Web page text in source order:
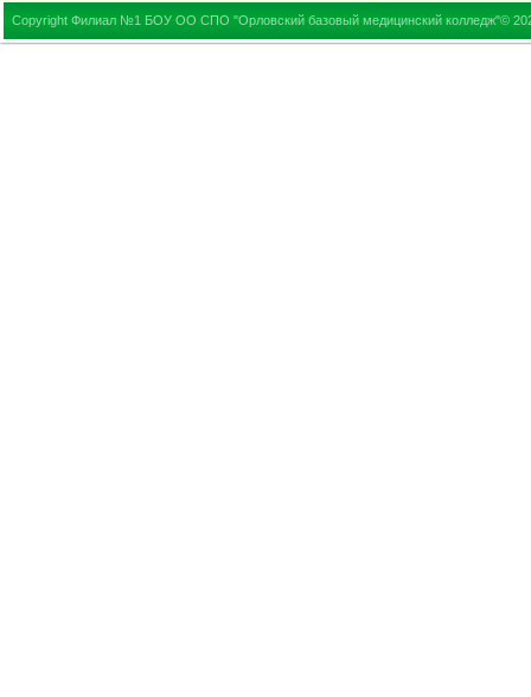
Copyright Филиал №1 БОУ ОО СПО "Орловский базовый медицинский колледж"©